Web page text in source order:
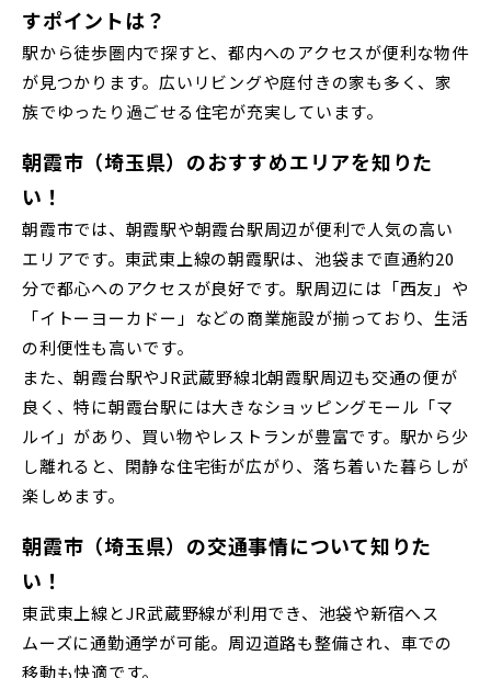
JR常磐線 [快速]
JR常磐線 [上野～仙台]
JR中央・総武線 [各駅停車]
JR総武線 [快速]
JR京葉線
JR成田線 [我孫子～成田]
見学OK 千葉県市川市
REASON市川 リファインドリビングコンセプト
17:00(事前予約制)・8月 8日(土) ～ 8月11日(火)・8月15日
(土) ・ 8月16日(日)◆みらいエコ住宅2026事...
地図内の物件アイコンを
クリックすると
このカコミに
物件概要が表示されます
販売開始前
販売開始前の物件
千葉県市川市
千葉県市川市 東京都葛飾区
春日部市(5)
三郷市(2)
幸手市(0) 吉川市(0)
八千代市(1)
鎌ケ谷市(2)
浦安市(0)
白井市(0)
千葉市(2)
千葉・常磐エリア(15)
守谷市(0) 松戸市(4)
野田市(0)
柏市(3)
流山市(4) 我孫子市(4)
東京都(7)
練馬区(2) 足立区(0)
葛飾区(2)
江戸川区(1)
東久留米市(2)
すポイントは？
駅から徒歩圏内で探すと、都内へのアクセスが便利な物件
が見つかります。広いリビングや庭付きの家も多く、家
族でゆったり過ごせる住宅が充実しています。
朝霞市（埼玉県）のおすすめエリアを知りた
い！
朝霞市では、朝霞駅や朝霞台駅周辺が便利で人気の高い
エリアです。東武東上線の朝霞駅は、池袋まで直通約20
分で都心へのアクセスが良好です。駅周辺には「西友」や
「イトーヨーカドー」などの商業施設が揃っており、生活
の利便性も高いです。
また、朝霞台駅やJR武蔵野線北朝霞駅周辺も交通の便が
良く、特に朝霞台駅には大きなショッピングモール「マ
ルイ」があり、買い物やレストランが豊富です。駅から少
し離れると、閑静な住宅街が広がり、落ち着いた暮らしが
楽しめます。
朝霞市（埼玉県）の交通事情について知りた
い！
東武東上線とJR武蔵野線が利用でき、池袋や新宿へス
ムーズに通勤通学が可能。周辺道路も整備され、車での
移動も快適です。